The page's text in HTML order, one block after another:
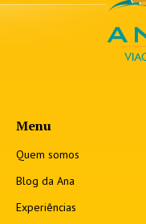
Menu
Quem somos
Blog da Ana
Experiências